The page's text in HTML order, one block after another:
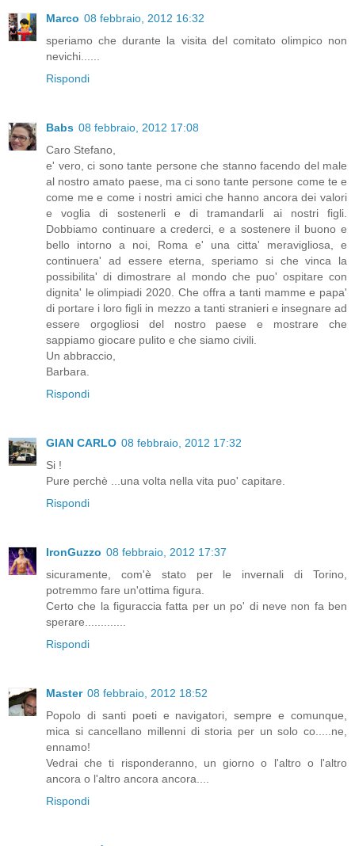
Marco 08 febbraio, 2012 16:32
speriamo che durante la visita del comitato olimpico non
nevichi......
Rispondi
Babs 08 febbraio, 2012 17:08
Caro Stefano,
e' vero, ci sono tante persone che stanno facendo del male
al nostro amato paese, ma ci sono tante persone come te e
come me e come i nostri amici che hanno ancora dei valori
e voglia di sostenerli e di tramandarli ai nostri figli.
Dobbiamo continuare a crederci, e a sostenere il buono e
bello intorno a noi, Roma e' una citta' meravigliosa, e
continuera' ad essere eterna, speriamo si che vinca la
possibilita' di dimostrare al mondo che puo' ospitare con
dignita' le olimpiadi 2020. Che offra a tanti mamme e papa'
di portare i loro figli in mezzo a tanti stranieri e insegnare ad
essere orgogliosi del nostro paese e mostrare che
sappiamo giocare pulito e che siamo civili.
Un abbraccio,
Barbara.
Rispondi
GIAN CARLO 08 febbraio, 2012 17:32
Si !
Pure perchè ...una volta nella vita puo' capitare.
Rispondi
IronGuzzo 08 febbraio, 2012 17:37
sicuramente, com'è stato per le invernali di Torino,
potremmo fare un'ottima figura.
Certo che la figuraccia fatta per un po' di neve non fa ben
sperare.............
Rispondi
Master 08 febbraio, 2012 18:52
Popolo di santi poeti e navigatori, sempre e comunque,
mica si cancellano millenni di storia per un solo co.....ne,
ennamo!
Vedrai che ti risponderanno, un giorno o l'altro o l'altro
ancora o l'altro ancora ancora....
Rispondi